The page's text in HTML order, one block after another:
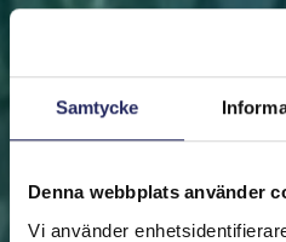
Samtycke
Denna webbplats använder
Vi använder